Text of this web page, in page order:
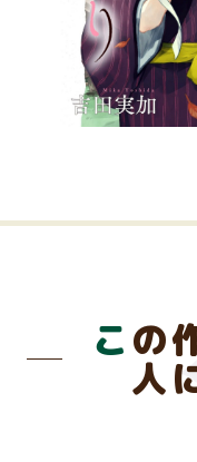
この作品を読んだ
人